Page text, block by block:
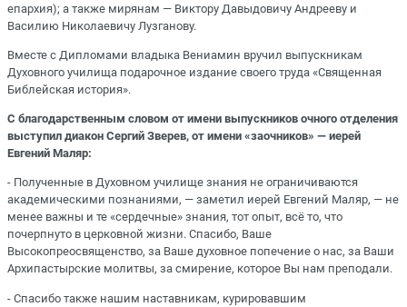
епархия); а также мирянам — Виктору Давыдовичу Андрееву и
Василию Николаевичу Лузганову.
Вместе с Дипломами владыка Вениамин вручил выпускникам
Духовного училища подарочное издание своего труда «Священная
Библейская история».
С благодарственным словом от имени выпускников очного отделения
выступил диакон Сергий Зверев, от имени «заочников» — иерей
Евгений Маляр:
- Полученные в Духовном училище знания не ограничиваются
академическими познаниями, — заметил иерей Евгений Маляр, — не
менее важны и те «сердечные» знания, тот опыт, всё то, что
почерпнуто в церковной жизни. Спасибо, Ваше
Высокопреосвященство, за Ваше духовное попечение о нас, за Ваши
Архипастырские молитвы, за смирение, которое Вы нам преподали.
- Спасибо также нашим наставникам, курировавшим